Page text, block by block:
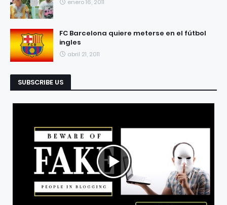
enero 16, 2011
FC Barcelona quiere meterse en el fútbol
ingles
abril 21, 2011
SUBSCRIBE US